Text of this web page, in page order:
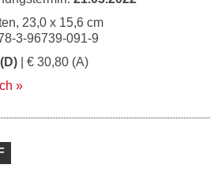
23,0 x 15,6 cm
3-96739-091-9
| € 30,80 (A)